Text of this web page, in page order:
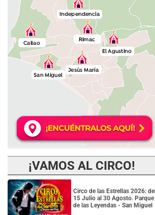
¡VAMOS AL CIRCO!
Circo de las Estrellas 2026: del
15 Julio al 30 Agosto. Parque
de las Leyendas - San Miguel